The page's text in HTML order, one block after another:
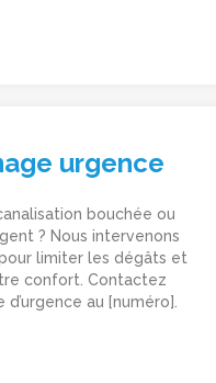
urgence
bouchée ou
? Nous intervenons
limiter les dégâts et
confort. Contactez
au [numéro].